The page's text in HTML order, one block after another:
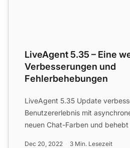
LiveAgent 5.35 – Eine
Verbesserungen und
Fehlerbehebungen
LiveAgent 5.35 Update
Benutzererlebnis mit
neuen Chat-Farben und
Dec 20, 2022 3 Min. Lesezeit